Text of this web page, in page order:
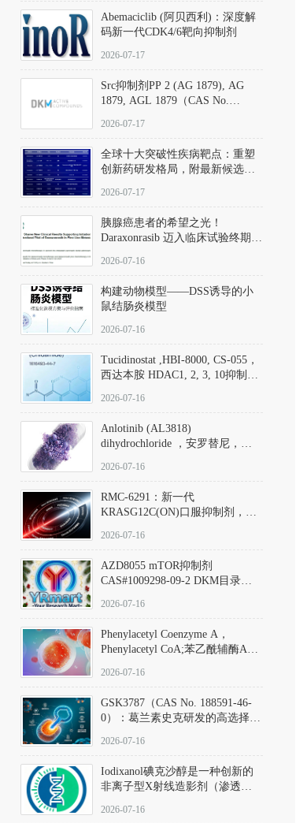
过精准嵌入激酶的ATP结合位点
发挥抑制作用，对ROCK1和
ROCK2的解离常数（Ki）分别为
140 nM和300 nM；在众多丝氨酸/
中，其靶向ROCK的选择性超过
200倍，凸显出优异的分子特异
Abemaciclib (阿贝西利)：深度解
码新一代CDK4/6靶向抑制剂
2026-07-17
Src抑制剂PP 2 (AG 1879), AG
1879, AGL 1879（CAS No.
应用指南
2026-07-17
全球十大突破性疾病靶点：重塑
创新药研发格局，附最新候选分
2026-07-17
胰腺癌患者的希望之光！
Daraxonrasib 迈入临床试验终期阶
2026-07-16
构建动物模型——DSS诱导的小
鼠结肠炎模型
2026-07-16
Tucidinostat ,HBI-8000, CS-055，
西达本胺 HDAC1, 2, 3, 10抑制剂
D808567) - DKM活性分子
2026-07-16
Anlotinib (AL3818)
dihydrochloride ，安罗替尼，
Hydrochloride实验方法步骤SOP
2026-07-16
RMC-6291：新一代
KRASG12C(ON)口服抑制剂，
(Elironrasib)CAS#2641998-63-0
2026-07-16
AZD8055 mTOR抑制剂
CAS#1009298-09-2 DKM目录号
激酶抑制剂的深度剖析
2026-07-16
Phenylacetyl Coenzyme A，
Phenylacetyl CoA;苯乙酰辅酶A
2026-07-16
GSK3787（CAS No. 188591-46-
0）：葛兰素史克研发的高选择
抗剂，被广泛视为研究PPARδ核
受体生理功能、信号通路验证及
靶点药理机制的金标准化学探
针。
2026-07-16
Iodixanol碘克沙醇是一种创新的
非离子型X射线造影剂（渗透压
在血管内给药时与血浆等渗的临
2026-07-16